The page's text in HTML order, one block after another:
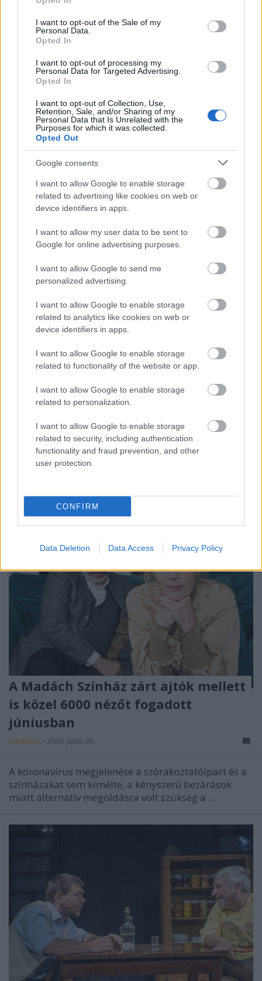
use your data for below specified purposes in below Google
consent section.
I want to opt-out of the Sale of my
Personal Data.
Opted In
I want to opt-out of processing my
Personal Data for Targeted Advertising.
Opted In
I want to opt-out of Collection, Use,
Retention, Sale, and/or Sharing of my
Personal Data that Is Unrelated with the
Purposes for which it was collected.
Opted Out
Google consents
I want to allow Google to enable storage
related to advertising like cookies on web or
device identifiers in apps.
I want to allow my user data to be sent to
Google for online advertising purposes.
I want to allow Google to send me
personalized advertising.
I want to allow Google to enable storage
related to analytics like cookies on web or
device identifiers in apps.
I want to allow Google to enable storage
related to functionality of the website or app.
I want to allow Google to enable storage
related to personalization.
I want to allow Google to enable storage
related to security, including authentication
functionality and fraud prevention, and other
user protection.
CONFIRM
Data Deletion Data Access Privacy Policy
„Csonka évadot zárni nem felemelő
érzés"
mtothorsi•2020. július 15.
Megtartotta évadzáró társulati ülését a Tomcsa
Sándor Színház. A világjárvány próbára tette az
"Csak engedjenek át a határon,
jövünk!"
mtothorsi 2020. július 13.
Augusztus 21. és 29. között, a tervezett és már
meghirdetett versenyprogrammal, magas művészi
A Madách Színház zárt ajtók mellett
is közel 6000 nézőt fogadott
júniusban
mtothorsi • 2020. július 09.
A koronavírus megjelenése a szórakoztatóipart és a
színházakat sem kímélte, a kényszerű bezárások
miatt alternatív megoldásra volt szükség a ...